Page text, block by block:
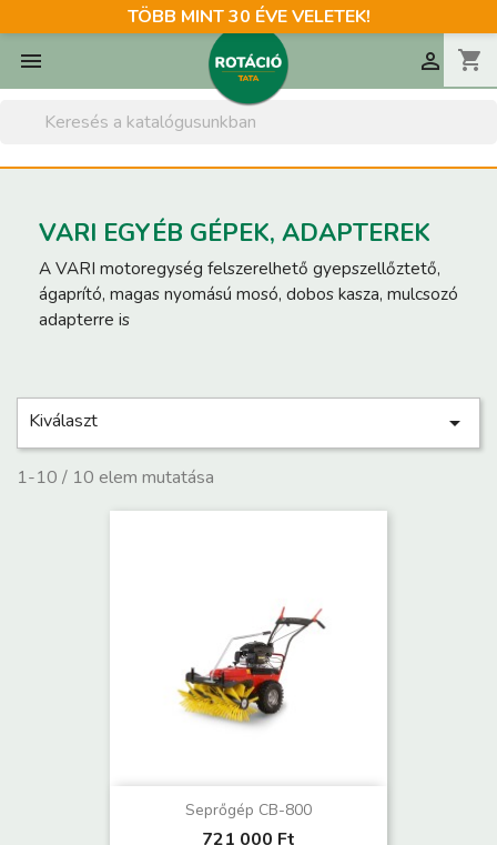
TÖBB MINT 30 ÉVE VELETEK!
 shopping_cart

VARI EGYÉB GÉPEK, ADAPTEREK
A VARI motoregység felszerelhető gyepszellőztető,
ágaprító, magas nyomású mosó, dobos kasza, mulcsozó
adapterre is
Kiválaszt 
1-10 / 10 elem mutatása
Seprőgép CB-800
721 000 Ft